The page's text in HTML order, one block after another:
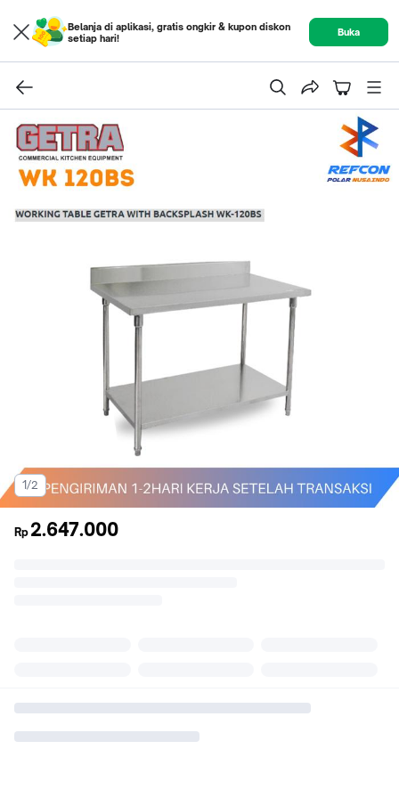
Belanja di aplikasi, gratis ongkir & kupon diskon
setiap hari!
Buka
1/2
Rp 2.647.000